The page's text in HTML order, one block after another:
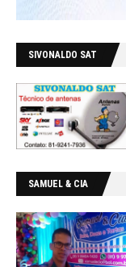
SIVONALDO SAT
SAMUEL & CIA